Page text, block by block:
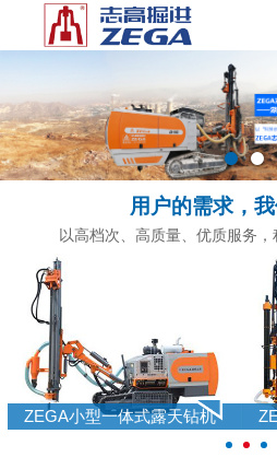
用户的需求，
以高档次、高质量、优质服
ZEGA小型一体式露天钻机